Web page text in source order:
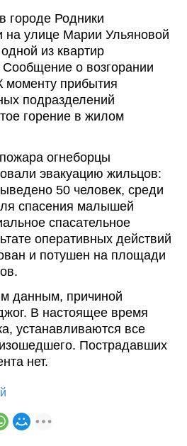
городе Родники
на улице Марии Ульяновой
из квартир
о возгорании
моменту прибытия
подразделений
горение в жилом
огнеборцы
эвакуацию жильцов:
50 человек, среди
спасения малышей
спасательное
оперативных действий
и потушен на площади
данным, причиной
В настоящее время
устанавливаются все
Пострадавших
нет.